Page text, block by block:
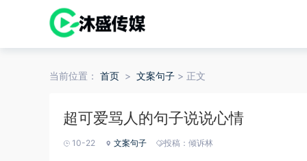
当前位置： 首页 > 文案句子 > 正文
超可爱骂人的句子说说心情
10-22 文案句子 投稿：倾诉林